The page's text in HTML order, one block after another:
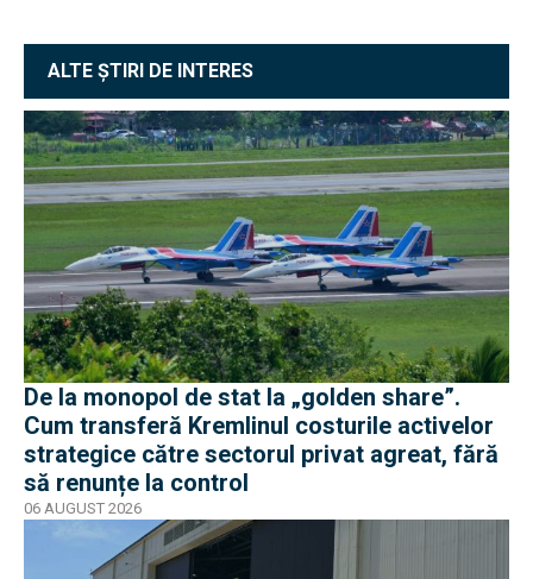
ALTE ȘTIRI DE INTERES
De la monopol de stat la „golden share”.
Cum transferă Kremlinul costurile activelor
strategice către sectorul privat agreat, fără
să renunțe la control
06 AUGUST 2026